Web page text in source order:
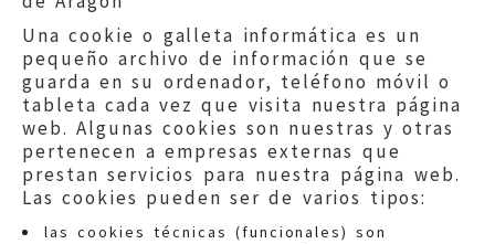
Una cookie o galleta informática es un
pequeño archivo de información que se
guarda en su ordenador, teléfono móvil o
tableta cada vez que visita nuestra página
web. Algunas cookies son nuestras y otras
pertenecen a empresas externas que
prestan servicios para nuestra página web.
Las cookies pueden ser de varios tipos:
las cookies técnicas (funcionales) son